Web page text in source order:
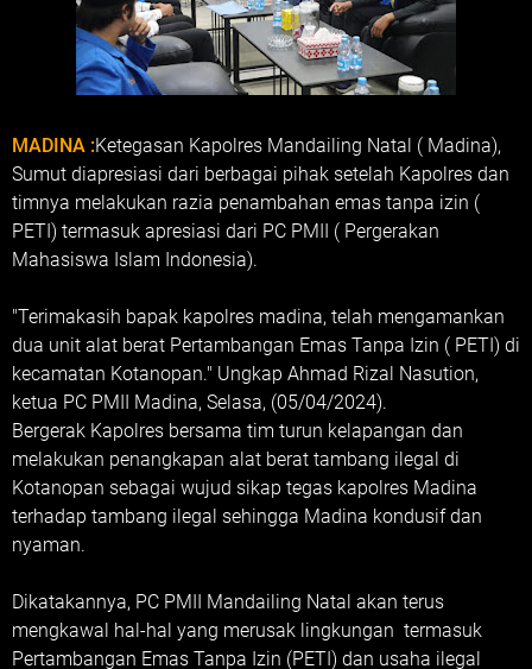
MADINA :Ketegasan Kapolres Mandailing Natal ( Madina),
Sumut diapresiasi dari berbagai pihak setelah Kapolres dan
timnya melakukan razia penambahan emas tanpa izin (
PETI) termasuk apresiasi dari PC PMII ( Pergerakan
Mahasiswa Islam Indonesia).
"Terimakasih bapak kapolres madina, telah mengamankan
dua unit alat berat Pertambangan Emas Tanpa Izin ( PETI) di
kecamatan Kotanopan." Ungkap Ahmad Rizal Nasution,
ketua PC PMII Madina, Selasa, (05/04/2024).
Bergerak Kapolres bersama tim turun kelapangan dan
melakukan penangkapan alat berat tambang ilegal di
Kotanopan sebagai wujud sikap tegas kapolres Madina
terhadap tambang ilegal sehingga Madina kondusif dan
nyaman.
Dikatakannya, PC PMII Mandailing Natal akan terus
mengkawal hal-hal yang merusak lingkungan termasuk
Pertambangan Emas Tanpa Izin (PETI) dan usaha ilegal